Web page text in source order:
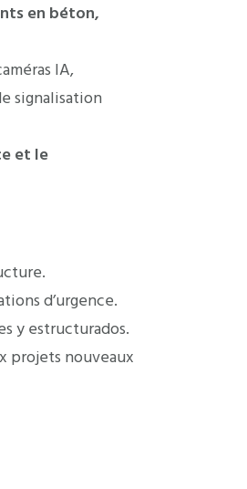
en béton,
IA,
signalisation
et le
d’urgence.
y estructurados.
projets nouveaux